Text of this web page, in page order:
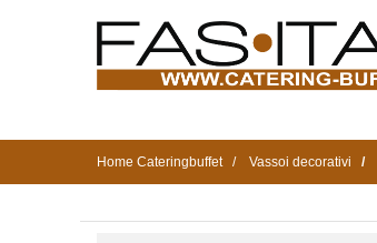
Home Cateringbuffet Vassoi decorativi